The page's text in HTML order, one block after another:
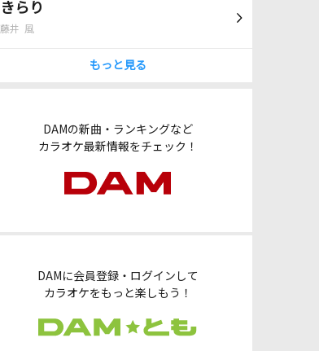
きらり
藤井 風
もっと見る
DAMの新曲・ランキングなど
カラオケ最新情報をチェック！
DAMに会員登録・ログインして
カラオケをもっと楽しもう！